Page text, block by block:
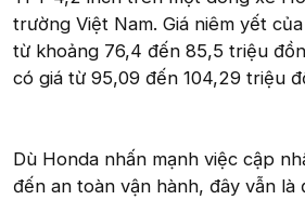
trường Việt Nam. Giá niêm yết
từ khoảng 76,4 đến 85,5 triệu
có giá từ 95,09 đến 104,29 triệu
Dù Honda nhấn mạnh việc cập
đến an toàn vận hành, đây vẫn là